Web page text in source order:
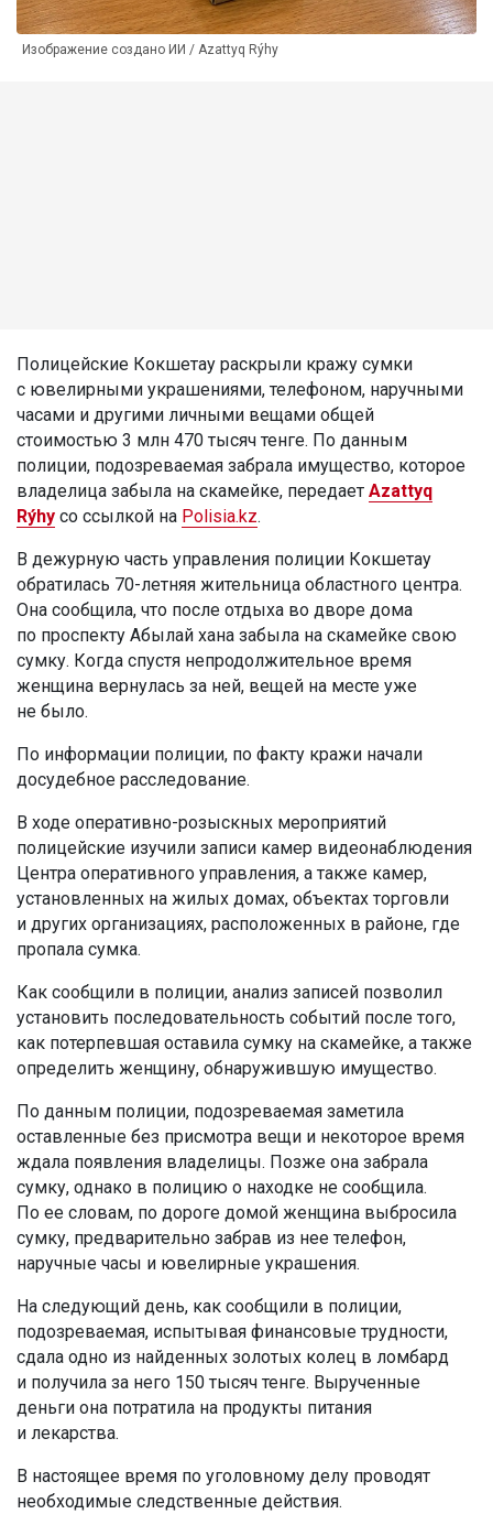
Изображение создано ИИ / Azattyq Rýhy
Полицейские Кокшетау раскрыли кражу сумки
с ювелирными украшениями, телефоном, наручными
часами и другими личными вещами общей
стоимостью 3 млн 470 тысяч тенге. По данным
полиции, подозреваемая забрала имущество, которое
владелица забыла на скамейке, передает Azattyq
Rýhy со ссылкой на Polisia.kz.
В дежурную часть управления полиции Кокшетау
обратилась 70-летняя жительница областного центра.
Она сообщила, что после отдыха во дворе дома
по проспекту Абылай хана забыла на скамейке свою
сумку. Когда спустя непродолжительное время
женщина вернулась за ней, вещей на месте уже
не было.
По информации полиции, по факту кражи начали
досудебное расследование.
В ходе оперативно-розыскных мероприятий
полицейские изучили записи камер видеонаблюдения
Центра оперативного управления, а также камер,
установленных на жилых домах, объектах торговли
и других организациях, расположенных в районе, где
пропала сумка.
Как сообщили в полиции, анализ записей позволил
установить последовательность событий после того,
как потерпевшая оставила сумку на скамейке, а также
определить женщину, обнаружившую имущество.
По данным полиции, подозреваемая заметила
оставленные без присмотра вещи и некоторое время
ждала появления владелицы. Позже она забрала
сумку, однако в полицию о находке не сообщила.
По ее словам, по дороге домой женщина выбросила
сумку, предварительно забрав из нее телефон,
наручные часы и ювелирные украшения.
На следующий день, как сообщили в полиции,
подозреваемая, испытывая финансовые трудности,
сдала одно из найденных золотых колец в ломбард
и получила за него 150 тысяч тенге. Вырученные
деньги она потратила на продукты питания
и лекарства.
В настоящее время по уголовному делу проводят
необходимые следственные действия.